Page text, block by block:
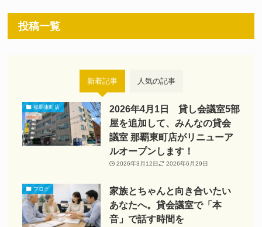
投稿一覧
新着記事 人気の記事
那覇東町店
2026年4月1日 貸し会議室5部
屋を追加して、みんなの貸会
議室 那覇東町店がリニューア
ルオープンします！
2026年3月12日 2026年6月29日
ブログ
家族とちゃんと向き合いたい
あなたへ。貸会議室で「本
音」で話す時間を